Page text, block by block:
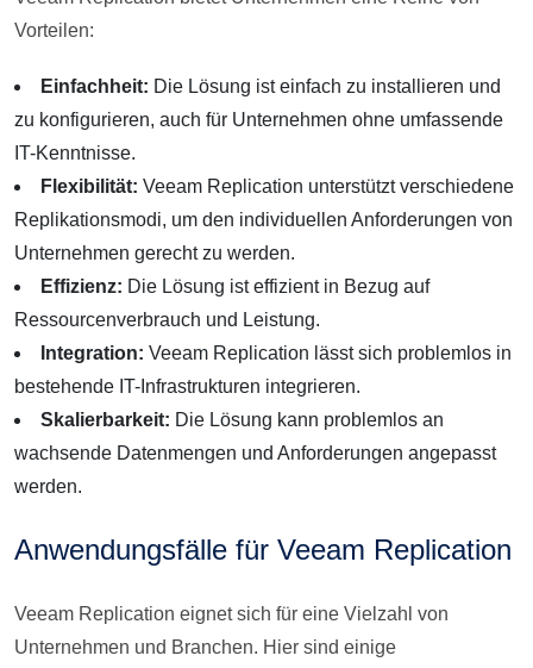
Vorteilen:
Einfachheit: Die Lösung ist einfach zu installieren und
zu konfigurieren, auch für Unternehmen ohne umfassende
IT-Kenntnisse.
Flexibilität: Veeam Replication unterstützt verschiedene
Replikationsmodi, um den individuellen Anforderungen von
Unternehmen gerecht zu werden.
Effizienz: Die Lösung ist effizient in Bezug auf
Ressourcenverbrauch und Leistung.
Integration: Veeam Replication lässt sich problemlos in
bestehende IT-Infrastrukturen integrieren.
Skalierbarkeit: Die Lösung kann problemlos an
wachsende Datenmengen und Anforderungen angepasst
werden.
Anwendungsfälle für Veeam Replication
Veeam Replication eignet sich für eine Vielzahl von
Unternehmen und Branchen. Hier sind einige